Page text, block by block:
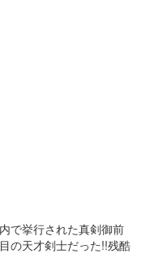
で挙行された真剣御前
の天才剣士だった!!残酷